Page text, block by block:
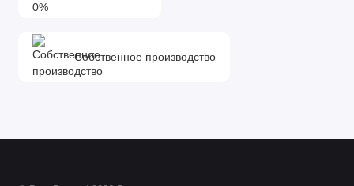
Собственное производство